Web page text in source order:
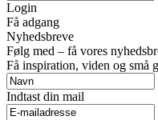
Login
Få adgang
Nyhedsbreve
Følg med – få vores
Få inspiration, viden og små
Indtast din mail